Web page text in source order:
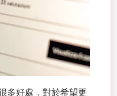
多好處，對於希望更